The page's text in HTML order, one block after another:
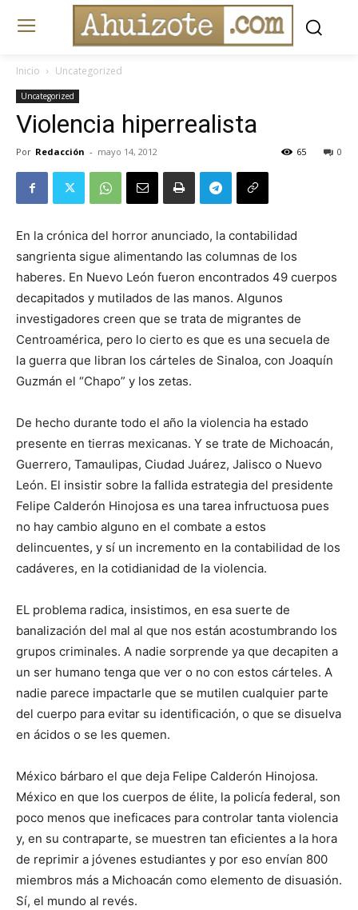
Inicio Uncategorized
Uncategorized
Violencia hiperrealista
Por Redacción - mayo 14, 2012 0
65
En la crónica del horror anunciado, la contabilidad
sangrienta sigue alimentando las columnas de los
haberes. En Nuevo León fueron encontrados 49 cuerpos
decapitados y mutilados de las manos. Algunos
investigadores creen que se trata de migrantes de
Centroamérica, pero lo cierto es que es una secuela de
la guerra que libran los cárteles de Sinaloa, con Joaquín
Guzmán el “Chapo” y los zetas.
De hecho durante todo el año la violencia ha estado
presente en tierras mexicanas. Y se trate de Michoacán,
Guerrero, Tamaulipas, Ciudad Juárez, Jalisco o Nuevo
León. El insistir sobre la fallida estrategia del presidente
Felipe Calderón Hinojosa es una tarea infructuosa pues
no hay cambio alguno en el combate a estos
delincuentes, y sí un incremento en la contabilidad de los
cadáveres, en la cotidianidad de la violencia.
EL problema radica, insistimos, en esa suerte de
banalización del mal al que nos están acostumbrando los
grupos criminales. A nadie sorprende ya que decapiten a
un ser humano tenga que ver o no con estos cárteles. A
nadie parece impactarle que se mutilen cualquier parte
del cuerpo para evitar su identificación, o que se disuelva
en ácidos o se les quemen.
México bárbaro el que deja Felipe Calderón Hinojosa.
México en que los cuerpos de élite, la policía federal, son
poco menos que ineficaces para controlar tanta violencia
y, en su contraparte, se muestren tan eficientes a la hora
de reprimir a jóvenes estudiantes y por eso envían 800
miembros más a Michoacán como elemento de disuasión.
Sí, el mundo al revés.